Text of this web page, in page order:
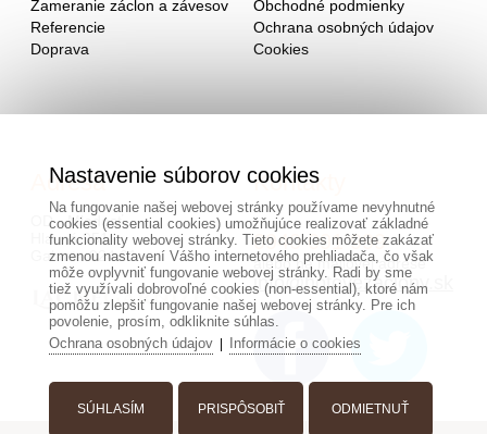
Zameranie záclon a závesov
Referencie
Doprava
Obchodné podmienky
Ochrana osobných údajov
Cookies
Adresa
OD - Mladosť
Hlavná 951
Galanta 924 01
Kontakty
0940 091 999
alebo na mailovej adrese
info@hotovezaclony.sk
Nastavenie súborov cookies
Na fungovanie našej webovej stránky používame nevyhnutné
cookies (essential cookies) umožňujúce realizovať základné
funkcionality webovej stránky. Tieto cookies môžete zakázať
zmenou nastavení Vášho internetového prehliadača, čo však
môže ovplyvniť fungovanie webovej stránky. Radi by sme
tiež využívali dobrovoľné cookies (non-essential), ktoré nám
pomôžu zlepšiť fungovanie našej webovej stránky. Pre ich
povolenie, prosím, odkliknite súhlas.
Ochrana osobných údajov| Informácie o cookies
SÚHLASÍM PRISPÔSOBIŤ ODMIETNUŤ